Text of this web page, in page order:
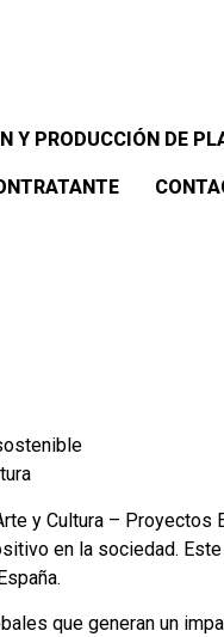
Y PRODUCCIÓN DE
y Cultura –
en la sociedad.
que generan un